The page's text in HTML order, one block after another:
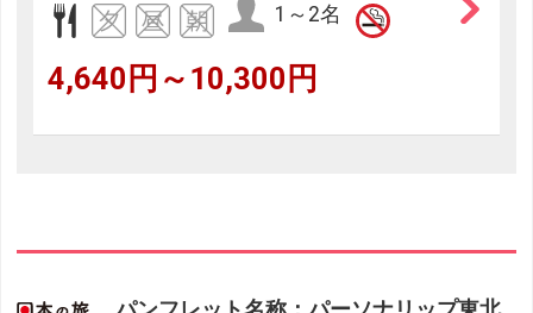
1～2名
4,640円～10,300円